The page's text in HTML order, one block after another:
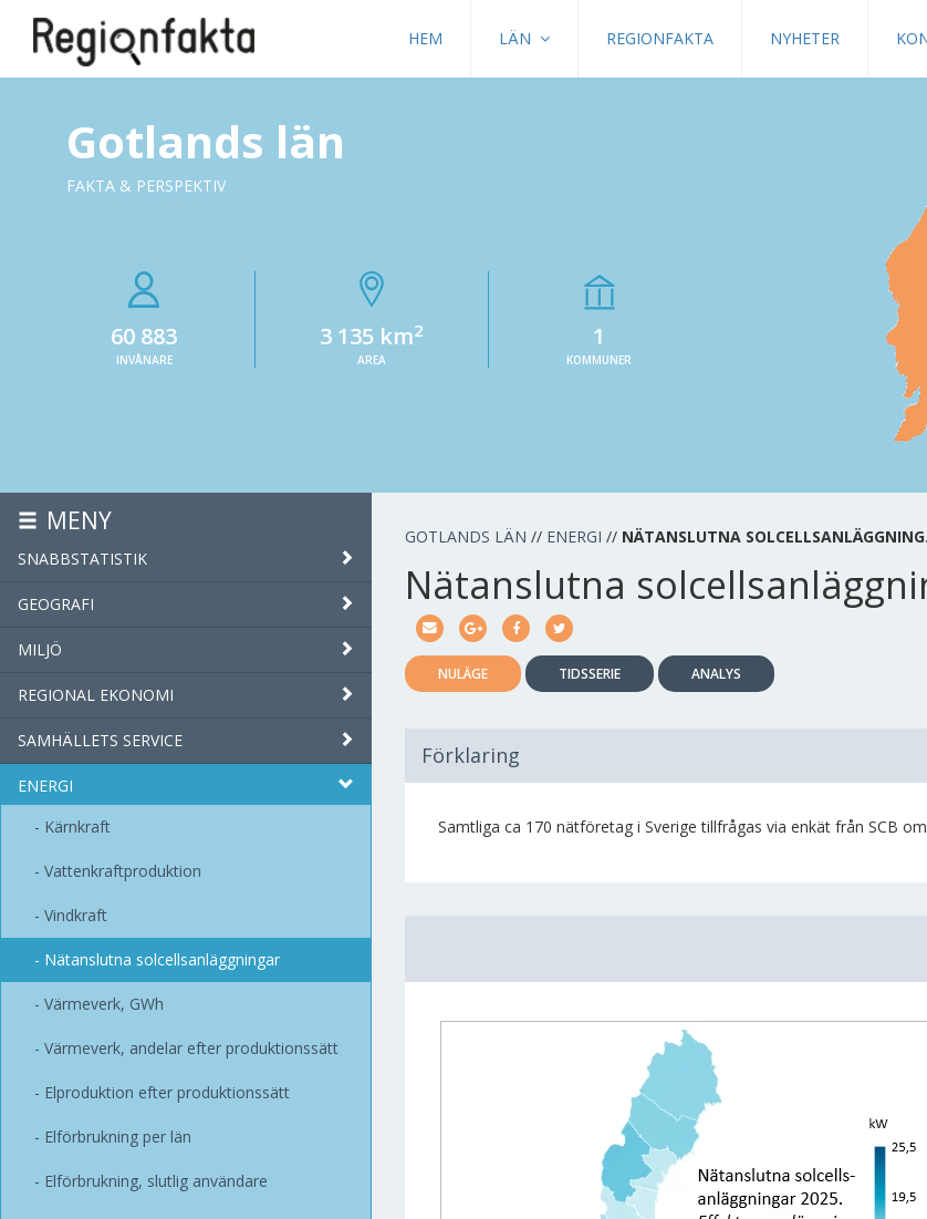
HEM LÄN REGIONFAKTA NYHETER
Gotlands län
FAKTA & PERSPEKTIV
60 883
INVÅNARE
3 135 km2
AREA
1
KOMMUNER
MENY
SNABBSTATISTIK
GEOGRAFI
MILJÖ
REGIONAL EKONOMI
SAMHÄLLETS SERVICE
ENERGI
Kärnkraft
Vattenkraftproduktion
Vindkraft
Nätanslutna solcellsanläggningar
Värmeverk, GWh
Värmeverk, andelar efter produktionssätt
Elproduktion efter produktionssätt
Elförbrukning per län
Elförbrukning, slutlig användare
GOTLANDS LÄN // ENERGI // NÄTANSLUTNA
Nätanslutna
NULÄGE TIDSSERIE ANALYS
Förklaring
Samtliga ca 170 nätföretag i Sverige tillfrågas via enkät från SCB